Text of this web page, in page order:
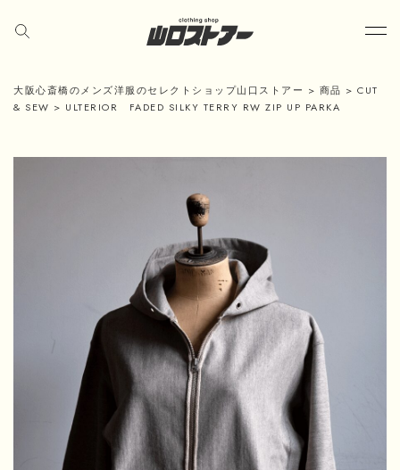
大阪心斎橋のメンズ洋服のセレクトショップ山口ストアー > 商品 > CUT
& SEW > ULTERIOR FADED SILKY TERRY RW ZIP UP PARKA